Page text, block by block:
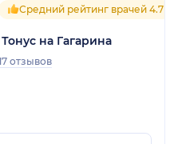
Средний рейтинг врачей 4.7
на Гагарина
отзывов